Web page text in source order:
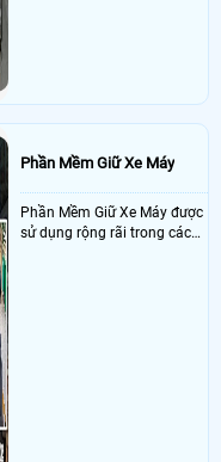
Phần Mềm Giữ Xe Máy
Phần Mềm Giữ Xe Máy được
sử dụng rộng rãi trong các